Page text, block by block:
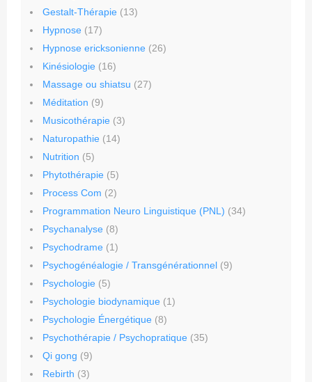
Gestalt-Thérapie (13)
Hypnose (17)
Hypnose ericksonienne (26)
Kinésiologie (16)
Massage ou shiatsu (27)
Méditation (9)
Musicothérapie (3)
Naturopathie (14)
Nutrition (5)
Phytothérapie (5)
Process Com (2)
Programmation Neuro Linguistique (PNL) (34)
Psychanalyse (8)
Psychodrame (1)
Psychogénéalogie / Transgénérationnel (9)
Psychologie (5)
Psychologie biodynamique (1)
Psychologie Énergétique (8)
Psychothérapie / Psychopratique (35)
Qi gong (9)
Rebirth (3)